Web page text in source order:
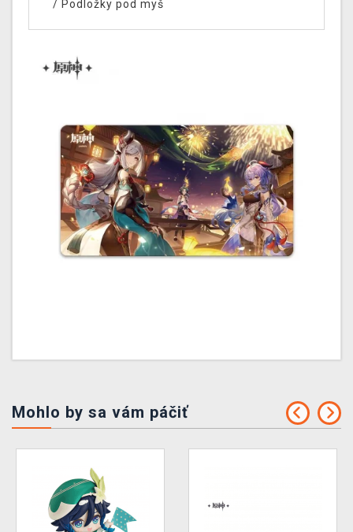
/ Podložky pod myš
Mohlo by sa vám páčiť